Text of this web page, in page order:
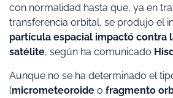
con normalidad hasta que, ya en
transferencia orbital, se produjo el
partícula espacial impactó contra
satélite, según ha comunicado
Aunque no se ha determinado el
(micrometeoroide o fragmento